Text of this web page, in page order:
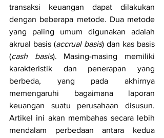
transaksi keuangan dapat dilakukan
dengan beberapa metode. Dua metode
yang paling umum digunakan adalah
akrual basis (accrual basis) dan kas basis
(cash basis). Masing-masing memiliki
karakteristik dan penerapan yang
berbeda, yang pada akhirnya
memengaruhi bagaimana laporan
keuangan suatu perusahaan disusun.
Artikel ini akan membahas secara lebih
mendalam perbedaan antara kedua